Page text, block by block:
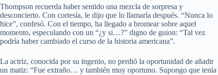
Thompson recuerda haber sentido una mezcla de sorpresa y
desconcierto. Con cortesía, le dijo que lo llamaría después. “Nunca lo
hice”, confesó. Con el tiempo, ha llegado a bromear sobre aquel
momento, especulando con un “¿y si…?” digno de guion: “Tal vez
podría haber cambiado el curso de la historia americana”.
La actriz, conocida por su ingenio, no perdió la oportunidad de añadir
un matiz: “Fue extraño… y también muy oportuno. Supongo que tenía